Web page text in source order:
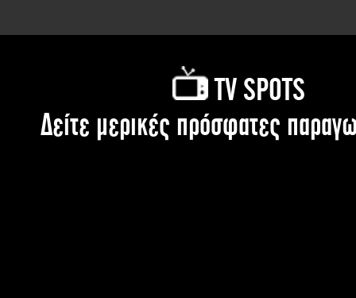
TV SPOTS
Δείτε μερικές πρόσφατες